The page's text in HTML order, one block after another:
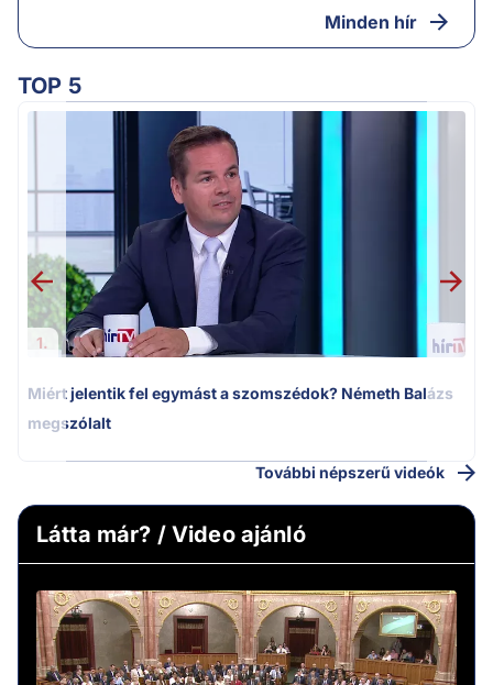
Minden hír
TOP 5
1.
Miért jelentik fel egymást a szomszédok? Németh Balázs
megszólalt
További népszerű videók
Látta már? / Video ajánló